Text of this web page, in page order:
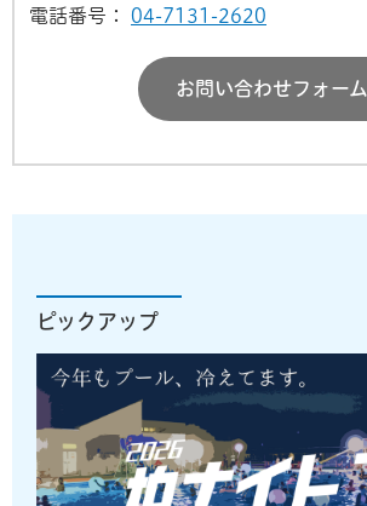
電話番号：
04-7131-2620
お問い合わせフォーム
ピックアップ